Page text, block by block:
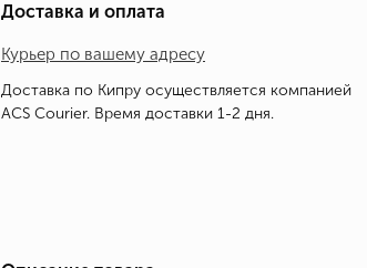
Доставка и оплата
Курьер по вашему адресу
Доставка по Кипру осуществляется компанией
ACS Courier. Время доставки 1-2 дня.